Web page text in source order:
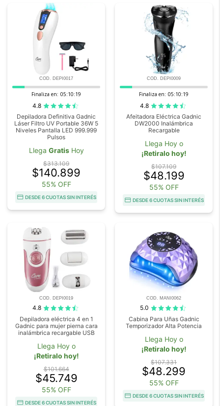
COD. DEPI0017
Finaliza en: 05:10:18
4.8
Depiladora Definitiva Gadnic
Láser Filtro UV Portable 36W 5
Niveles Pantalla LED 999.999
Pulsos
Llega GratisHoy
$313.109
$140.899
55% OFF
DESDE 6 CUOTAS SIN INTERÉS
COD. DEPI0009
Finaliza en: 05:10:18
4.8
Afeitadora Eléctrica Gadnic
DW2000 Inalámbrica
Recargable
Llega Hoy o
¡Retiralo hoy!
$107.109
$48.199
55% OFF
DESDE 6 CUOTAS SIN INTERÉS
COD. DEPI0019
4.8
Depiladora eléctrica 4 en 1
Gadnic para mujer pierna cara
inalámbrica recargable USB
Llega Hoy o
¡Retiralo hoy!
$101.664
$45.749
55% OFF
DESDE 6 CUOTAS SIN INTERÉS
COD. MANI0062
5.0
Cabina Para Uñas Gadnic
Temporizador Alta Potencia
Llega Hoy o
¡Retiralo hoy!
$107.331
$48.299
55% OFF
DESDE 6 CUOTAS SIN INTERÉS